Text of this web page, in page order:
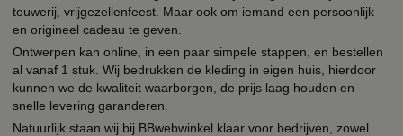
touwerij, vrijgezellenfeest. Maar ook om iemand een persoonlijk
en origineel cadeau te geven.
Ontwerpen kan online, in een paar simpele stappen, en bestellen
al vanaf 1 stuk. Wij bedrukken de kleding in eigen huis, hierdoor
kunnen we de kwaliteit waarborgen, de prijs laag houden en
snelle levering garanderen.
Natuurlijk staan wij bij BBwebwinkel klaar voor bedrijven, zowel